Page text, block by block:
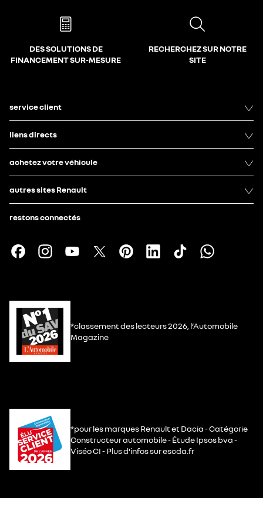
DES SOLUTIONS DE
FINANCEMENT SUR-MESURE
RECHERCHEZ SUR NOTRE
SITE
service client
liens directs
achetez votre véhicule
autres sites Renault
restons connectés
*classement des lecteurs 2026, l’Automobile
Magazine
*pour les marques Renault et Dacia - Catégorie
Constructeur automobile - Étude Ipsos bva -
Viséo CI - Plus d’infos sur escda.fr